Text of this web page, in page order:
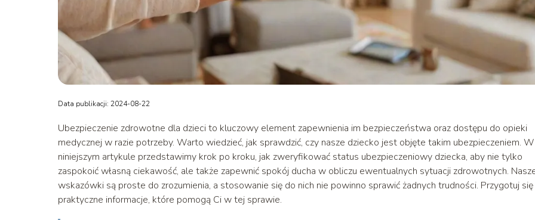
Data publikacji: 2024-08-22
Ubezpieczenie zdrowotne dla dzieci to kluczowy element zapewnienia im bezpieczeństwa oraz dostępu do opieki
medycznej w razie potrzeby. Warto wiedzieć, jak sprawdzić, czy nasze dziecko jest objęte takim ubezpieczeniem. W
niniejszym artykule przedstawimy krok po kroku, jak zweryfikować status ubezpieczeniowy dziecka, aby nie tylko
zaspokoić własną ciekawość, ale także zapewnić spokój ducha w obliczu ewentualnych sytuacji zdrowotnych.
wskazówki są proste do zrozumienia, a stosowanie się do nich nie powinno sprawić żadnych trudności. Przygotuj się
praktyczne informacje, które pomogą Ci w tej sprawie.